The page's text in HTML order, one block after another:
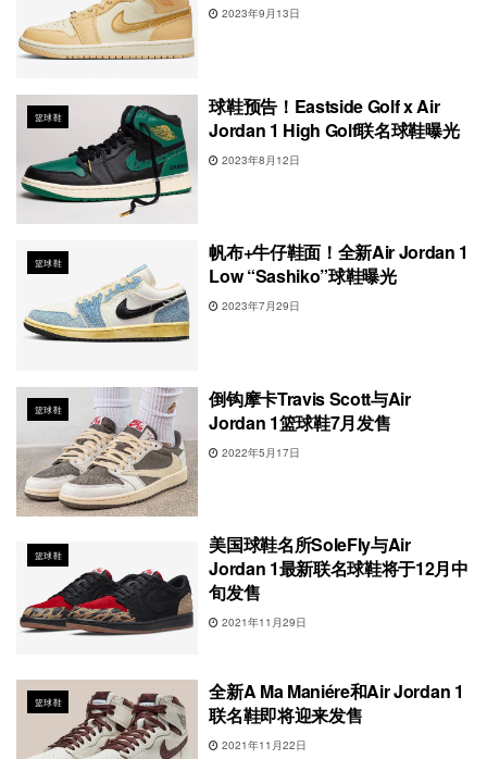
2023年9月13日
篮球鞋
球鞋预告！Eastside Golf x Air
Jordan 1 High Golf联名球鞋曝光
2023年8月12日
篮球鞋
帆布+牛仔鞋面！全新Air Jordan 1
Low “Sashiko”球鞋曝光
2023年7月29日
篮球鞋
倒钩摩卡Travis Scott与Air
Jordan 1篮球鞋7月发售
2022年5月17日
篮球鞋
美国球鞋名所SoleFly与Air
Jordan 1最新联名球鞋将于12月中
旬发售
2021年11月29日
篮球鞋
全新A Ma Maniére和Air Jordan 1
联名鞋即将迎来发售
2021年11月22日